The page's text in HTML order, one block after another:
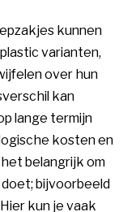
kunnen
varianten,
over hun
kan
lange termijn
kosten en
belangrijk om
bijvoorbeeld
kun je vaak